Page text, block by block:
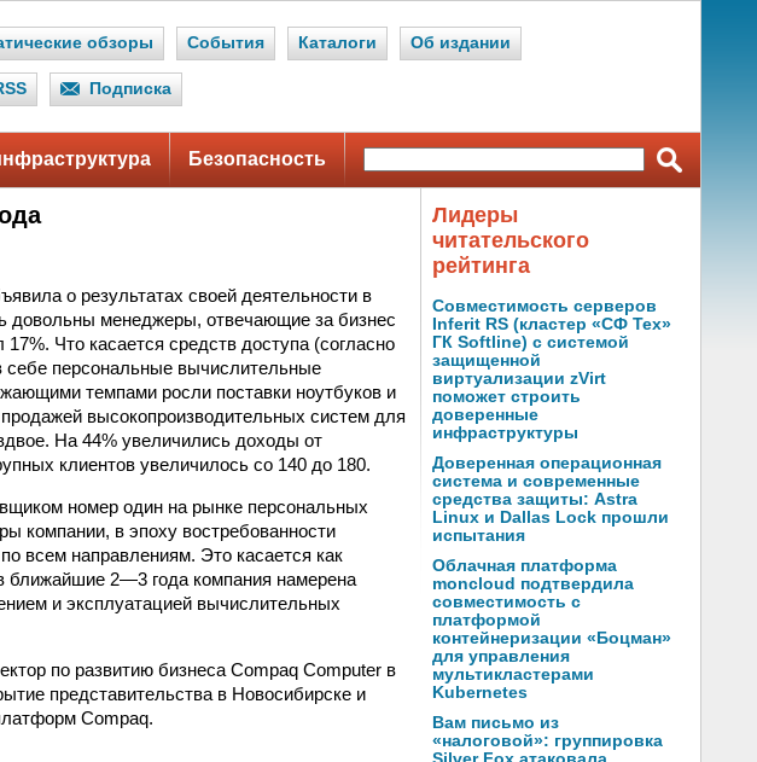
обзоры События Каталоги Об издании
Подписка
Безопасность
о результатах своей деятельности в
довольны менеджеры, отвечающие за бизнес
Что касается средств доступа (согласно
себе персональные вычислительные
темпами росли поставки ноутбуков и
высокопроизводительных систем для
На 44% увеличились доходы от
клиентов увеличилось со 140 до 180.
номер один на рынке персональных
компании, в эпоху востребованности
всем направлениям. Это касается как
ближайшие 2—3 года компания намерена
и эксплуатацией вычислительных
по развитию бизнеса Compaq Computer в
представительства в Новосибирске и
Compaq.
Лидеры
читательского
рейтинга
Совместимость серверов
Inferit RS (кластер «СФ Тех»
ГК Softline) с системой
защищенной
виртуализации zVirt
поможет строить
доверенные
инфраструктуры
Доверенная операционная
система и современные
средства защиты: Astra
Linux и Dallas Lock прошли
испытания
Облачная платформа
moncloud подтвердила
совместимость с
платформой
контейнеризации «Боцман»
для управления
мультикластерами
Kubernetes
Вам письмо из
«налоговой»: группировка